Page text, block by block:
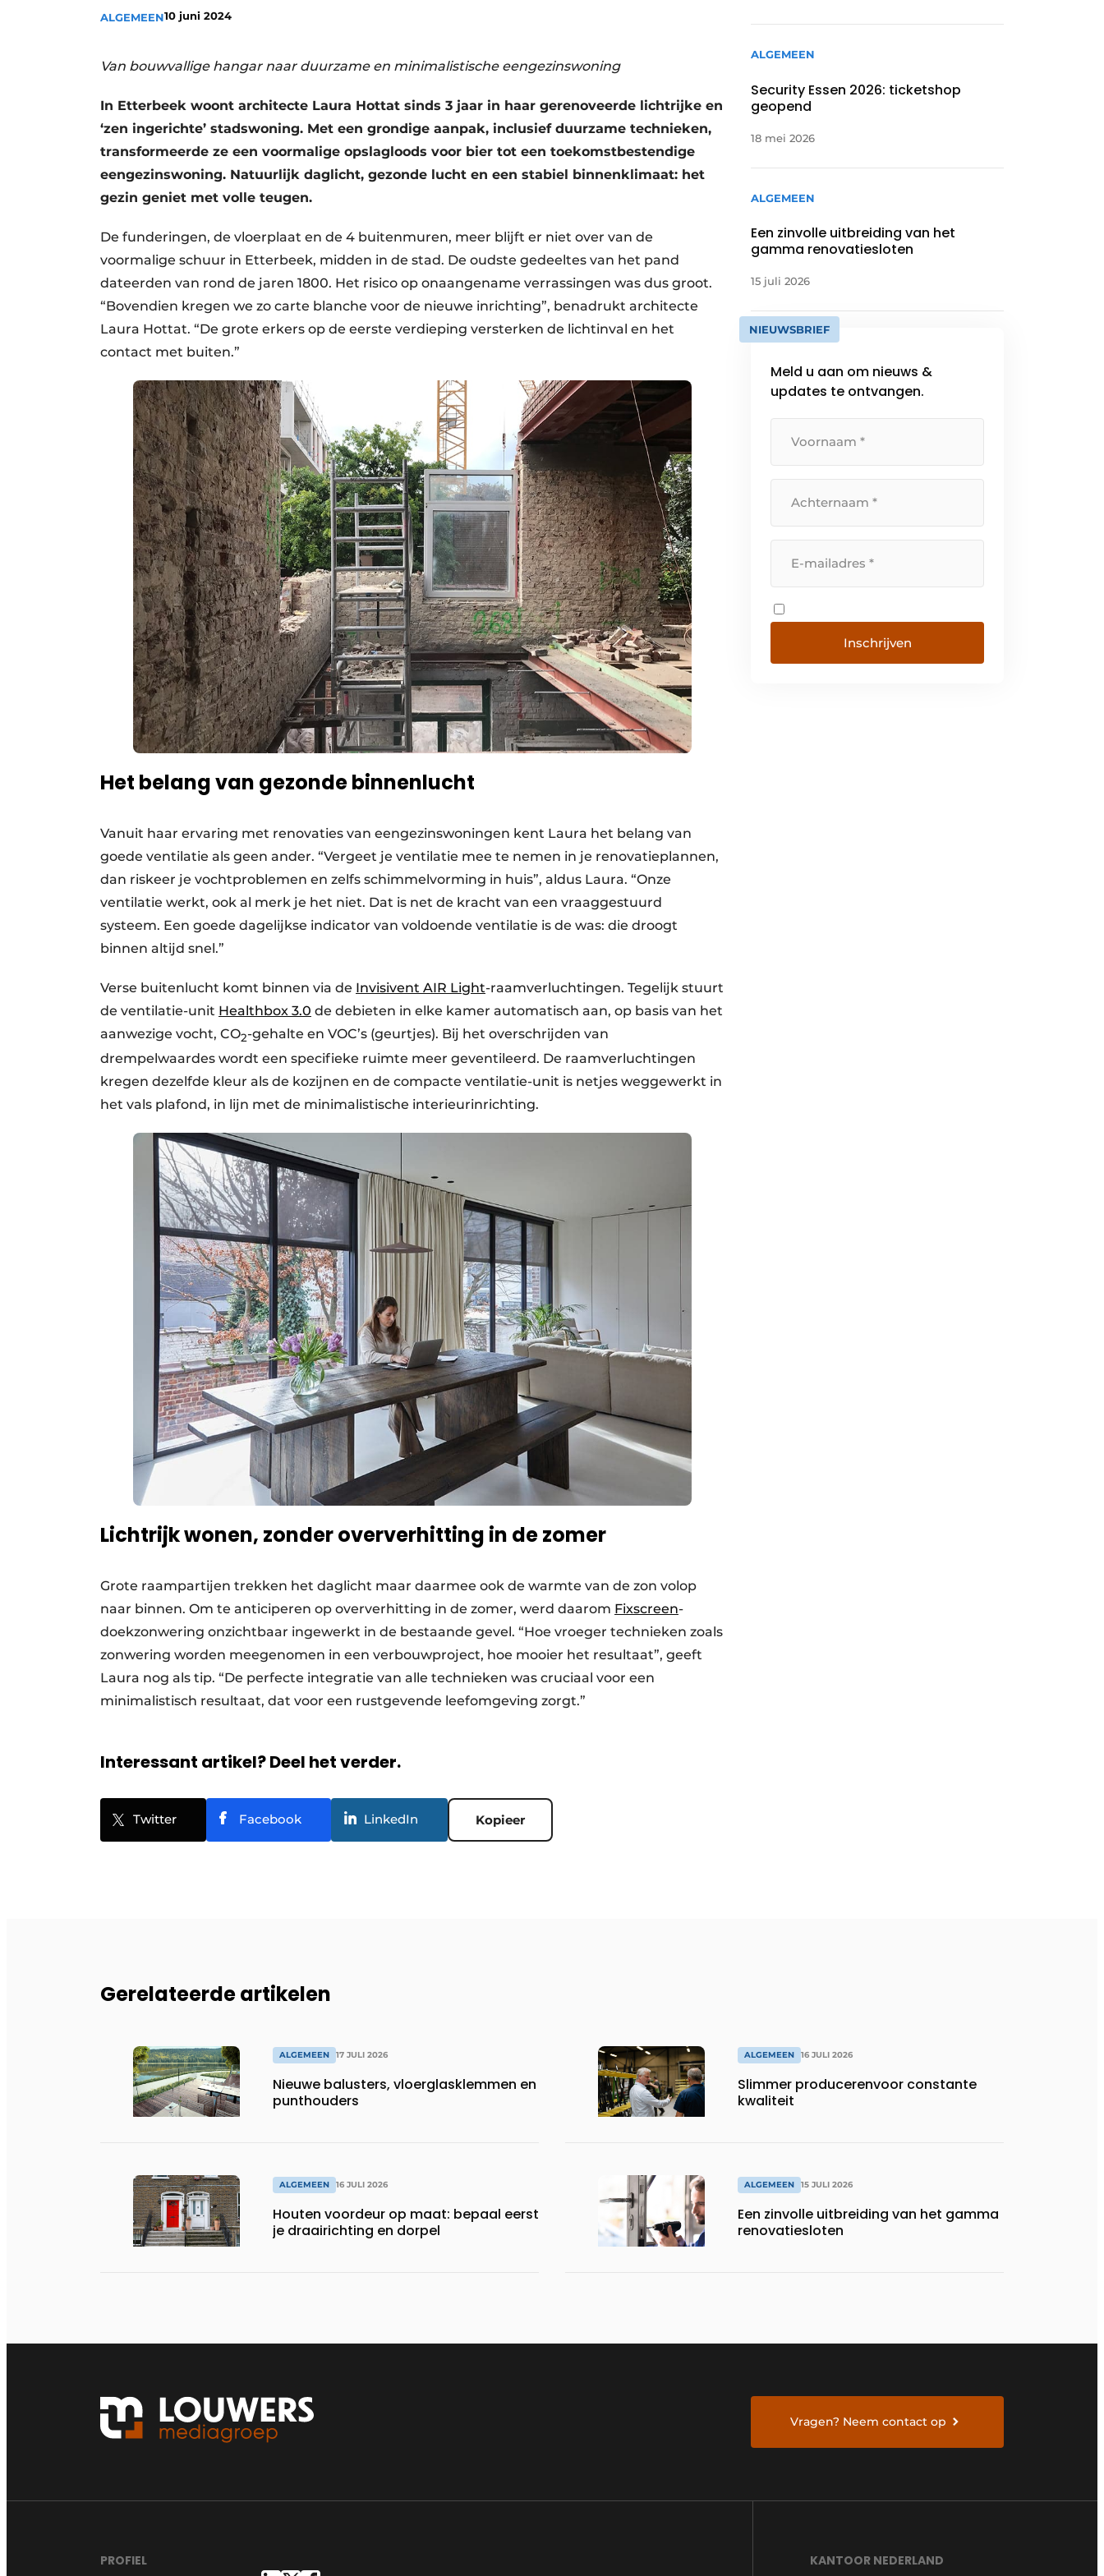
Vacature aanmelden
Video’s
Werben
ALGEMEEN10 juni 2024
Van bouwvallige hangar naar duurzame en minimalistische eengezinswoning
In Etterbeek woont architecte Laura Hottat sinds 3 jaar in haar gerenoveerde lichtrijke en
‘zen ingerichte’ stadswoning. Met een grondige aanpak, inclusief duurzame technieken,
transformeerde ze een voormalige opslagloods voor bier tot een toekomstbestendige
eengezinswoning. Natuurlijk daglicht, gezonde lucht en een stabiel binnenklimaat: het
gezin geniet met volle teugen.
De funderingen, de vloerplaat en de 4 buitenmuren, meer blijft er niet over van de
voormalige schuur in Etterbeek, midden in de stad. De oudste gedeeltes van het pand
dateerden van rond de jaren 1800. Het risico op onaangename verrassingen was dus groot.
“Bovendien kregen we zo carte blanche voor de nieuwe inrichting”, benadrukt architecte
Laura Hottat. “De grote erkers op de eerste verdieping versterken de lichtinval en het
contact met buiten.”
Het belang van gezonde binnenlucht
Vanuit haar ervaring met renovaties van eengezinswoningen kent Laura het belang van
goede ventilatie als geen ander. “Vergeet je ventilatie mee te nemen in je renovatieplannen,
dan riskeer je vochtproblemen en zelfs schimmelvorming in huis”, aldus Laura. “Onze
ventilatie werkt, ook al merk je het niet. Dat is net de kracht van een vraaggestuurd
systeem. Een goede dagelijkse indicator van voldoende ventilatie is de was: die droogt
binnen altijd snel.”
Verse buitenlucht komt binnen via de Invisivent AIR Light-raamverluchtingen. Tegelijk stuurt
de ventilatie-unit Healthbox 3.0 de debieten in elke kamer automatisch aan, op basis van het
aanwezige vocht, CO2-gehalte en VOC’s (geurtjes). Bij het overschrijden van
drempelwaardes wordt een specifieke ruimte meer geventileerd. De raamverluchtingen
kregen dezelfde kleur als de kozijnen en de compacte ventilatie-unit is netjes weggewerkt in
het vals plafond, in lijn met de minimalistische interieurinrichting.
Lichtrijk wonen, zonder oververhitting in de zomer
Grote raampartijen trekken het daglicht maar daarmee ook de warmte van de zon volop
naar binnen. Om te anticiperen op oververhitting in de zomer, werd daarom Fixscreen-
doekzonwering onzichtbaar ingewerkt in de bestaande gevel. “Hoe vroeger technieken zoals
zonwering worden meegenomen in een verbouwproject, hoe mooier het resultaat”, geeft
Laura nog als tip. “De perfecte integratie van alle technieken was cruciaal voor een
minimalistisch resultaat, dat voor een rustgevende leefomgeving zorgt.”
Interessant artikel? Deel het verder.
Twitter Facebook LinkedIn Kopieer
ALGEMEEN
Security Essen 2026: ticketshop
geopend
18 mei 2026
ALGEMEEN
Een zinvolle uitbreiding van het
gamma renovatiesloten
15 juli 2026
NIEUWSBRIEF
Meld u aan om nieuws &
updates te ontvangen.
Inschrijven
Gerelateerde artikelen
ALGEMEEN 17 JULI 2026
Nieuwe balusters, vloerglasklemmen en
punthouders
ALGEMEEN 16 JULI 2026
Houten voordeur op maat: bepaal eerst
je draairichting en dorpel
ALGEMEEN 16 JULI 2026
Slimmer producerenvoor constante
kwaliteit
ALGEMEEN 15 JULI 2026
Een zinvolle uitbreiding van het gamma
renovatiesloten
Vragen? Neem contact op
PROFIEL KANTOOR NEDERLAND